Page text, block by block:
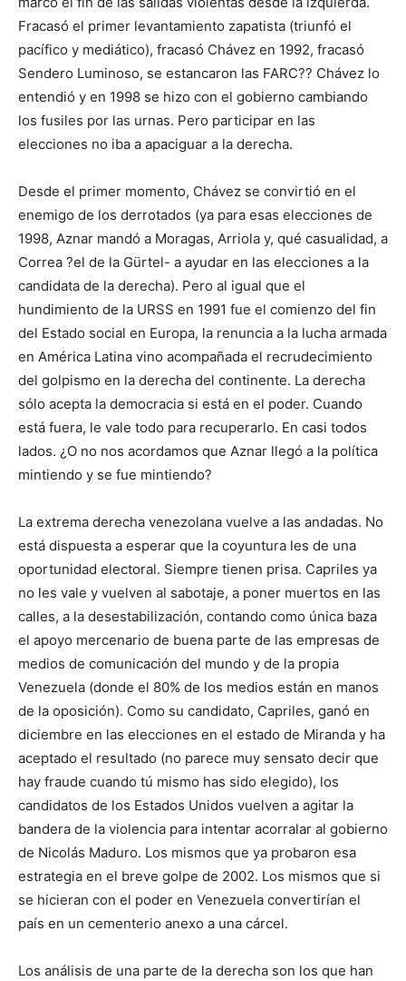
Fracasó el primer levantamiento zapatista (triunfó el
pacífico y mediático), fracasó Chávez en 1992, fracasó
Sendero Luminoso, se estancaron las FARC?? Chávez lo
entendió y en 1998 se hizo con el gobierno cambiando
los fusiles por las urnas. Pero participar en las
elecciones no iba a apaciguar a la derecha.
Desde el primer momento, Chávez se convirtió en el
enemigo de los derrotados (ya para esas elecciones de
1998, Aznar mandó a Moragas, Arriola y, qué casualidad, a
Correa ?el de la Gürtel- a ayudar en las elecciones a la
candidata de la derecha). Pero al igual que el
hundimiento de la URSS en 1991 fue el comienzo del fin
del Estado social en Europa, la renuncia a la lucha armada
en América Latina vino acompañada el recrudecimiento
del golpismo en la derecha del continente. La derecha
sólo acepta la democracia si está en el poder. Cuando
está fuera, le vale todo para recuperarlo. En casi todos
lados. ¿O no nos acordamos que Aznar llegó a la política
mintiendo y se fue mintiendo?
La extrema derecha venezolana vuelve a las andadas. No
está dispuesta a esperar que la coyuntura les de una
oportunidad electoral. Siempre tienen prisa. Capriles ya
no les vale y vuelven al sabotaje, a poner muertos en las
calles, a la desestabilización, contando como única baza
el apoyo mercenario de buena parte de las empresas de
medios de comunicación del mundo y de la propia
Venezuela (donde el 80% de los medios están en manos
de la oposición). Como su candidato, Capriles, ganó en
diciembre en las elecciones en el estado de Miranda y ha
aceptado el resultado (no parece muy sensato decir que
hay fraude cuando tú mismo has sido elegido), los
candidatos de los Estados Unidos vuelven a agitar la
bandera de la violencia para intentar acorralar al gobierno
de Nicolás Maduro. Los mismos que ya probaron esa
estrategia en el breve golpe de 2002. Los mismos que si
se hicieran con el poder en Venezuela convertirían el
país en un cementerio anexo a una cárcel.
Los análisis de una parte de la derecha son los que han